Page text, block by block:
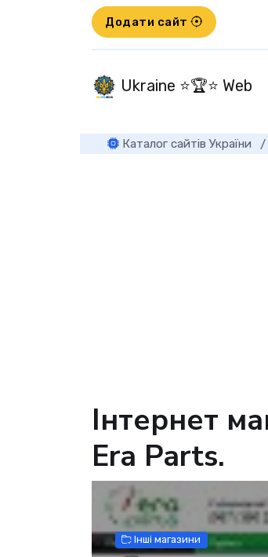
Додати сайт
Ukraine ⭐🏆⭐ Web
Каталог сайтів України
Інтернет
Era Parts.
Інші магазини